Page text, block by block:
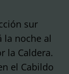
sur
la noche al
la Caldera.
el Cabildo